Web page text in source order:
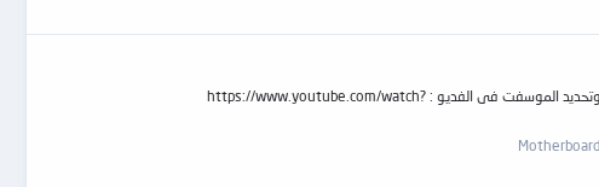
السلام عليكم جهاز ديل قاطع بور بعد الفحص تبين وجود شورت فى دائره المعالج تحليل العطل هو شوت فى موسفت فى احد دوائر المعالج طريقه اكتشاف العطل وتحديد الموسفت فى الفديو : https://www.youtube.com/watch?